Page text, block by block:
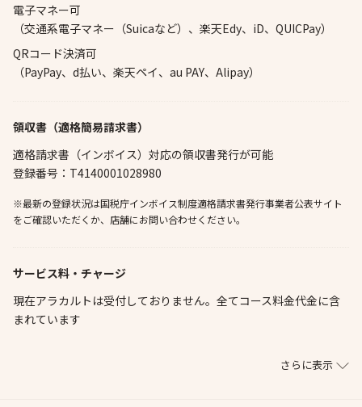
電子マネー可
（交通系電子マネー（Suicaなど）、楽天Edy、iD、QUICPay）
QRコード決済可
（PayPay、d払い、楽天ペイ、au PAY、Alipay）
領収書（適格簡易請求書）
適格請求書（インボイス）対応の領収書発行が可能
登録番号：T4140001028980
※最新の登録状況は国税庁インボイス制度適格請求書発行事業者公表サイト
をご確認いただくか、店舗にお問い合わせください。
サービス料・チャージ
現在アラカルトは受付しておりません。全てコース料金代金に含
まれています
さらに表示